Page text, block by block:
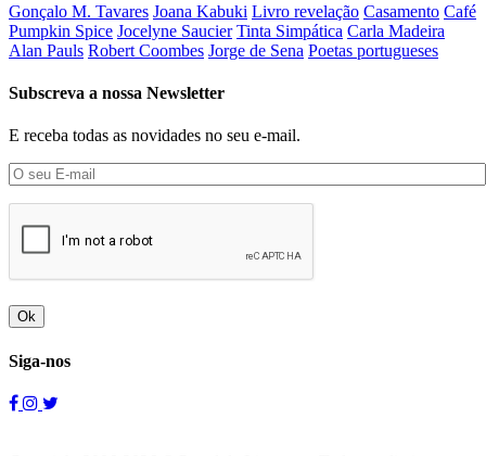
Gonçalo M. Tavares Joana Kabuki Livro revelação Casamento Café
Pumpkin Spice Jocelyne Saucier Tinta Simpática Carla Madeira
Alan Pauls Robert Coombes Jorge de Sena Poetas portugueses
Subscreva a nossa Newsletter
E receba todas as novidades no seu e-mail.
Ok
Siga-nos